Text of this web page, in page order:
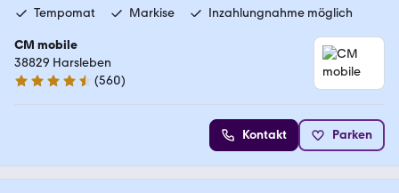
Tempomat
Markise Inzahlungnahme möglich
CM mobile
38829 Harsleben
4.7 Sterne
(560)
Kontakt Parken